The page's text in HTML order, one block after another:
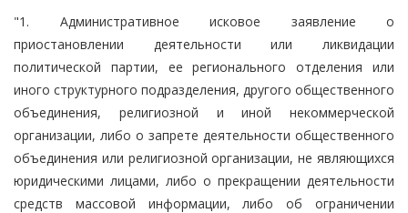
"1. Административное исковое заявление о
приостановлении деятельности или ликвидации
политической партии, ее регионального отделения или
иного структурного подразделения, другого общественного
объединения, религиозной и иной некоммерческой
организации, либо о запрете деятельности общественного
объединения или религиозной организации, не являющихся
юридическими лицами, либо о прекращении деятельности
средств массовой информации, либо об ограничении